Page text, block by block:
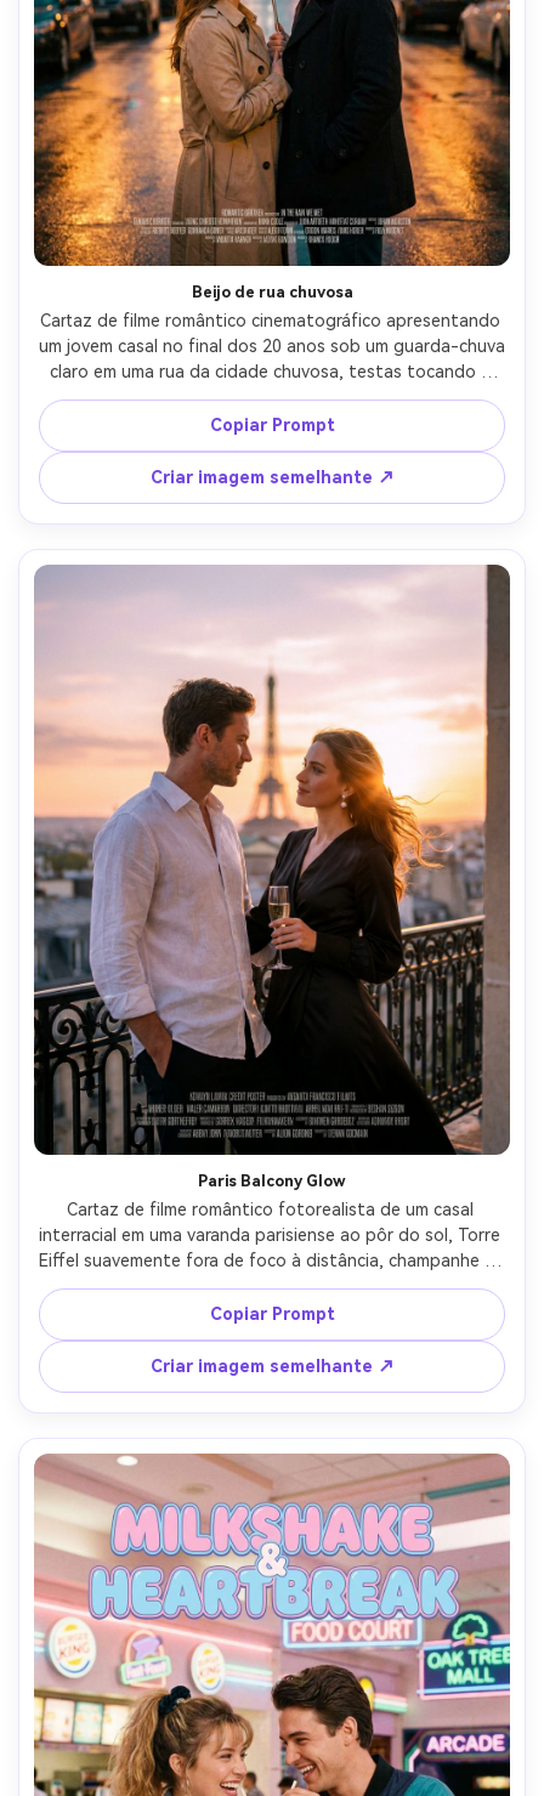
Beijo de rua chuvosa
Cartaz de filme romântico cinematográfico apresentando
um jovem casal no final dos 20 anos sob um guarda-chuva
claro em uma rua da cidade chuvosa, testas tocando e
sorrindo suavemente, reflexos molhados no asfalto,
placas de néon borradas em bokeh, luz quente da borda
da iluminação da rua, ela usa um casaco de trench bege e
batom vermelho, ele usa um casaco de lã escuro,
gradação dramática de cores azul e âmbar, forte
composição central com espaço negativo limpo acima
para o título, grão de filme sutil, tirado em Sony A7IV
85mm f/1.4 profundidade de campo rasa, textura de pele
Copiar Prompt
Criar imagem semelhante ↗
Paris Balcony Glow
Cartaz de filme romântico fotorealista de um casal
interracial em uma varanda parisiense ao pôr do sol, Torre
Eiffel suavemente fora de foco à distância, champanhe na
mão, vento suave em seu cabelo, vestido preto de cetim
e brincos de pérola, ele usa uma camisa branca nítida com
mangas enroladas, flare de hora dourada, céu pastel,
molduras simétricas elegantes com espaço seguro para
título na parte superior e área de bloco de faturamento
na parte inferior, contraste cinematográfico, tirado em
50mm f/1.8, acabamento de cartaz de filme profissional-
Copiar Prompt
Criar imagem semelhante ↗